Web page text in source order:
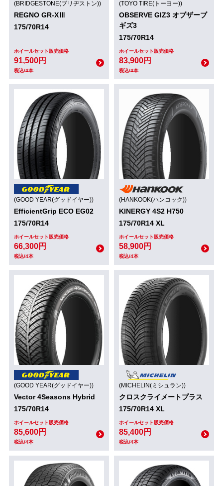
(BRIDGESTONE(ブリヂストン))
REGNO GR-XⅢ
175/70R14
ホイールセット販売価格
91,500円
税込/4本
(TOYO TIRE(トーヨー))
OBSERVE GIZ3 オブザーブ
ギズ3
175/70R14
ホイールセット販売価格
83,900円
税込/4本
(GOOD YEAR(グッドイヤー))
EfficientGrip ECO EG02
175/70R14
ホイールセット販売価格
66,300円
税込/4本
(HANKOOK(ハンコック))
KINERGY 4S2 H750
175/70R14 XL
ホイールセット販売価格
58,900円
税込/4本
(GOOD YEAR(グッドイヤー))
Vector 4Seasons Hybrid
175/70R14
ホイールセット販売価格
85,600円
税込/4本
(MICHELIN(ミシュラン))
クロスクライメートプラス
175/70R14 XL
ホイールセット販売価格
85,400円
税込/4本